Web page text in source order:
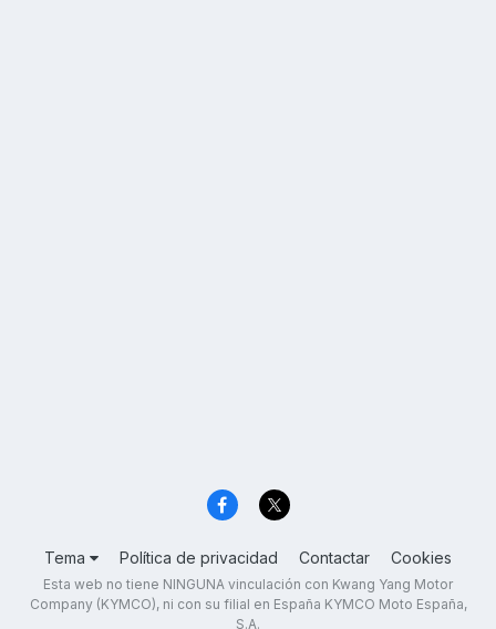
Tema Política de privacidad Contactar Cookies
Esta web no tiene NINGUNA vinculación con Kwang Yang Motor
Company (KYMCO), ni con su filial en España KYMCO Moto España,
S.A.